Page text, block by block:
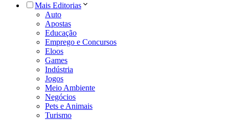
Mais Editorias
Auto
Apostas
Educação
Emprego e Concursos
Eloos
Games
Indústria
Jogos
Meio Ambiente
Negócios
Pets e Animais
Turismo